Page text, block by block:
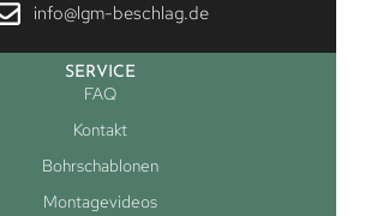
info@lgm-beschlag.de
SERVICE
FAQ
Kontakt
Bohrschablonen
Montagevideos